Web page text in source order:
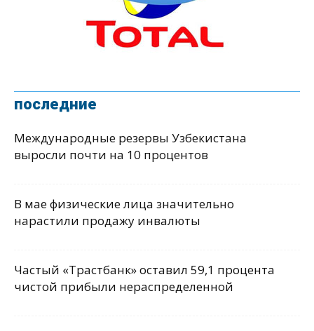
последние
Международные резервы Узбекистана
выросли почти на 10 процентов
В мае физические лица значительно
нарастили продажу инвалюты
Частый «Трастбанк» оставил 59,1 процента
чистой прибыли нераспределенной